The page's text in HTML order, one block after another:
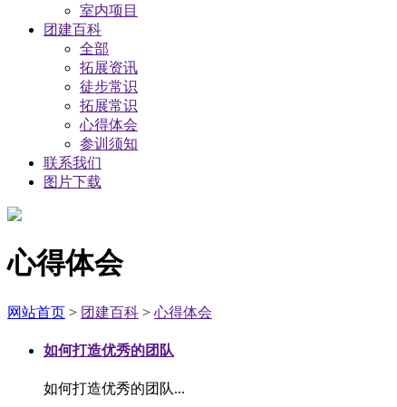
室内项目
团建百科
全部
拓展资讯
徒步常识
拓展常识
心得体会
参训须知
联系我们
图片下载
心得体会
网站首页 > 团建百科 > 心得体会
如何打造优秀的团队
如何打造优秀的团队...